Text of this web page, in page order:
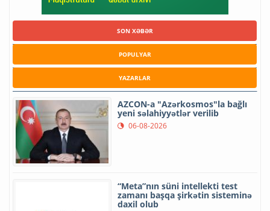
SON XƏBƏR
POPULYAR
YAZARLAR
AZCON-a "Azərkosmos"la bağlı
yeni səlahiyyətlər verilib
06-08-2026
“Meta”nın süni intellekti test
zamanı başqa şirkətin sisteminə
daxil olub